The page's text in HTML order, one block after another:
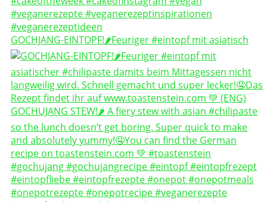
GOCHJANG-EINTOPF!🌶️Feuriger #eintopf mit asiatisch